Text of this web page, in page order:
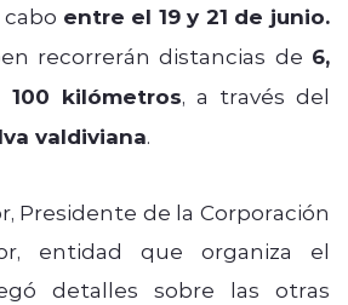
cabo entre el 19 y 21 de junio.
recorrerán distancias de 6,
100 kilómetros, a través del
valdiviana.
Presidente de la Corporación
entidad que organiza el
detalles sobre las otras